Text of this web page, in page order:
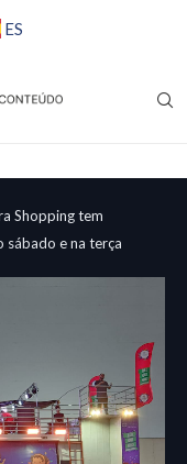
ES
Shopping tem
sábado e na terça